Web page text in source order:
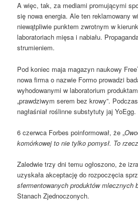
A więc, tak, za mediami promującymi
się nowa energia. Ale ten reklamowany
niewątpliwie punktem zwrotnym w
laboratoriach mięsa i nabiału.
strumieniem.
Pod koniec maja magazyn naukowy
nowa firma o nazwie Formo prowadzi
wyhodowanymi w laboratorium
„prawdziwym serem bez krowy”.
nagłaśniał roślinne substytuty jaj YoEgg.
6 czerwca Forbes poinformował, że „
komórkowej to nie tylko pomysł. To
Zaledwie trzy dni temu ogłoszono, że
uzyskała akceptację do rozpoczęcia
sfermentowanych produktów mlecznych
Stanach Zjednoczonych.